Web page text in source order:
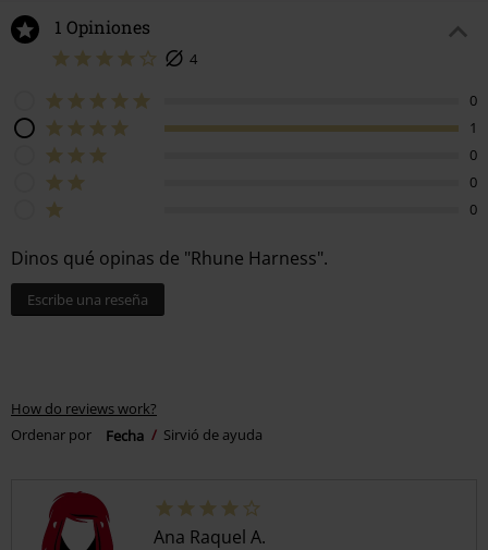
1 Opiniones
4
0
1
0
0
0
Dinos qué opinas de "Rhune Harness".
Escribe una reseña
How do reviews work?
Ordenar por
Fecha Sirvió de ayuda
Ana Raquel A.